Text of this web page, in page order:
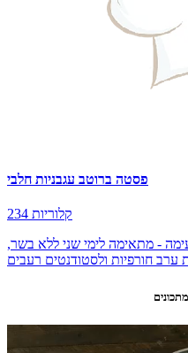
פסטה ברוטב עגבניות חלבי
234 קלוריות
- מתאימה לימי שני ללא בשר,